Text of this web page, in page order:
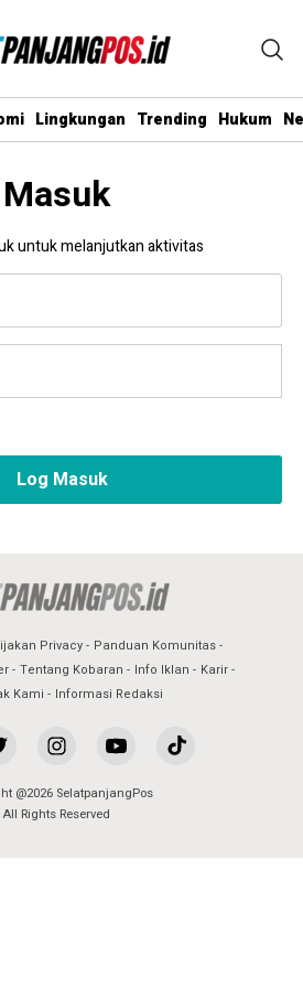
Lingkungan Trending Hukum
Masuk
untuk melanjutkan aktivitas
Privacy
Panduan Komunitas
Tentang Kobaran Info Iklan
Karir
Kami
Informasi Redaksi
@2026 SelatpanjangPos
All Rights Reserved